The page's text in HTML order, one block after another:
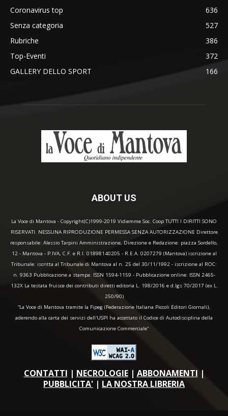
Coronavirus top
636
Senza categoria
527
Rubriche
386
Top-Eventi
372
GALLERY DELLO SPORT
166
ABOUT US
La Voce di Mantova - Copyright(C)1999-2019 Vidiemme Soc. Coop TUTTI I DIRITTI SONO
RISERVATI. NESSUNA RIPRODUZIONE PERMESSA SENZA AUTORIZZAZIONE Direttore
responsabile: Alessio Tarpini Amministrazione, Direzione e Redazione: piazza Sordello,
12 - Mantova - P.IVA, C.F. e R.I. 01898140205 - R.E.A. 0207279 (Mantova) iscrizione al
Tribunale: iscritta al Tribunale di Mantova al n. 25 del 30/11/1992 - iscrizione al ROC:
n. 9363 Pubblicazione a stampa: ISSN 1594-1159 - Pubblicazione online: ISSN 2465-
132X La testata fruisce dei contributi diretti editoria L. 198/2016 e d.lgs 70/2017 (ex L.
250/90)
“La Voce di Mantova tramite la Fipeg (Federazione Italiana Piccoli Editori Giornali),
aderendo alla carta dei servizi dell'USPI ha accettato il Codice di Autodisciplina della
Comunicazione Commerciale"
CONTATTI | NECROLOGIE| ABBONAMENTI |
PUBBLICITA' | LA NOSTRA LIBRERIA